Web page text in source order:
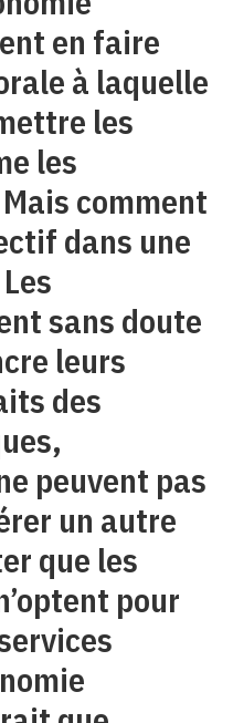
en faire
à laquelle
les
les
comment
dans une
sans doute
leurs
des
peuvent pas
un autre
que les
pour